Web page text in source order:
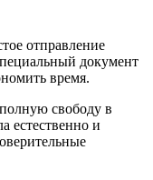
отправление
документ
время.
свободу в
естественно и